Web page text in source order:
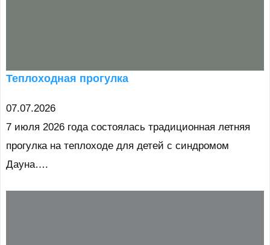
Теплоходная прогулка
07.07.2026
7 июля 2026 года состоялась традиционная летняя
прогулка на теплоходе для детей с синдромом
Дауна….